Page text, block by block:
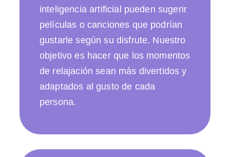
inteligencia artificial pueden sugerir
películas o canciones que podrían
gustarle según su disfrute. Nuestro
objetivo es hacer que los momentos
de relajación sean más divertidos y
adaptados al gusto de cada
persona.